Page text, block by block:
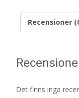
Recensioner
Det finns inga